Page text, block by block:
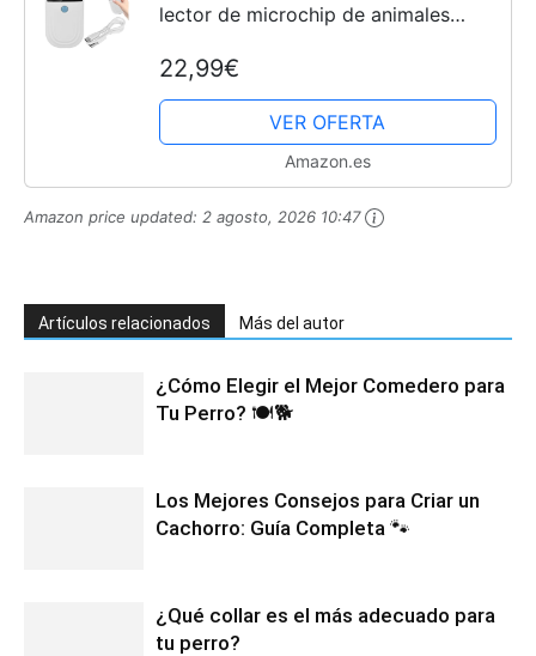
lector de microchip de animales
perros/gato, escáner de microchip
para mascotas,...
22,99€
VER OFERTA
Amazon.es
Amazon price updated: 2 agosto, 2026 10:47
Artículos relacionados Más del autor
¿Cómo Elegir el Mejor Comedero para
Tu Perro? 🍽️🐕
Los Mejores Consejos para Criar un
Cachorro: Guía Completa 🐾
¿Qué collar es el más adecuado para
tu perro?